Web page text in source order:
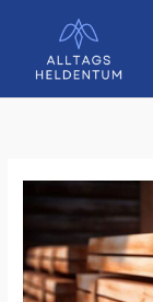
springen